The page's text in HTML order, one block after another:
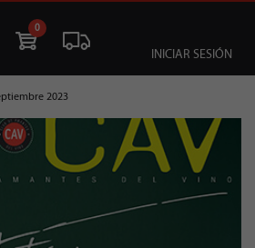
0
INICIAR SESIÓN
2023